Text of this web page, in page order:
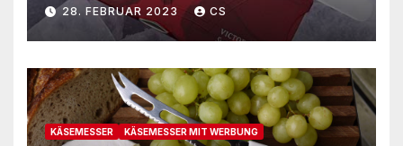
28. FEBRUAR 2023 CS
KÄSEMESSER KÄSEMESSER MIT WERBUNG